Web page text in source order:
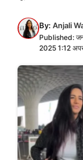
By: Anjali
Published:
2025 1:12